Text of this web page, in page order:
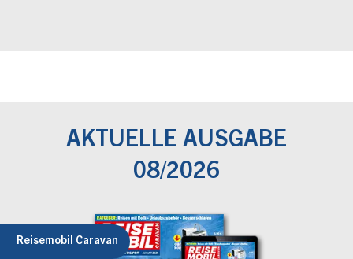
AKTUELLE AUSGABE
08/2026
Reisemobil Caravan